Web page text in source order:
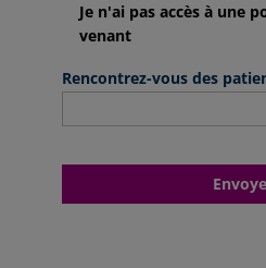
Je n'ai pas accès à une
venant
Rencontrez-vous des